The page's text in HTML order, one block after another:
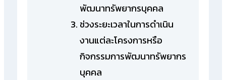
พัฒนาทรัพยากรบุคคล
ช่วงระยะเวลาในการดำเนิน
งานแต่ละโครงการหรือ
กิจกรรมการพัฒนาทรัพยากร
บุคคล